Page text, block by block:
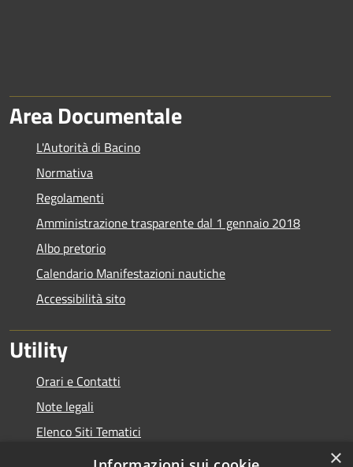
Area Documentale
L'Autorità di Bacino
Normativa
Regolamenti
Amministrazione trasparente dal 1 gennaio 2018
Albo pretorio
Calendario Manifestazioni nautiche
Accessibilità sito
Utility
Orari e Contatti
Note legali
Elenco Siti Tematici
×